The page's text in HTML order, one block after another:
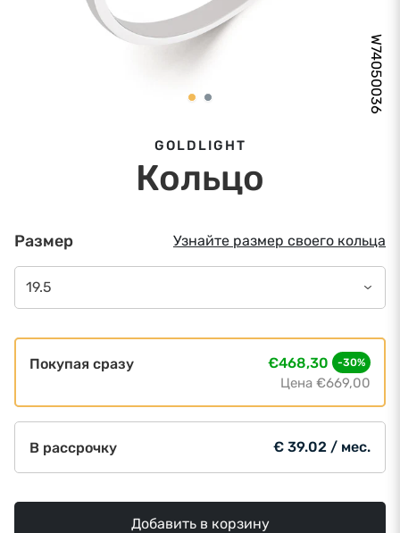
W74050036
GOLDLIGHT
Кольцо
Размер Узнайте размер своего кольца
19.5
Покупая сразу €468,30 -30%
Цена €669,00
В рассрочку € 39.02 / мес.
Добавить в корзину